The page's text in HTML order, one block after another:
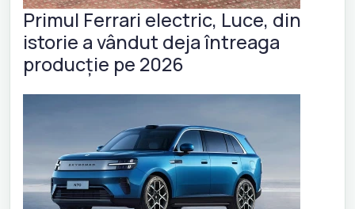
Primul Ferrari electric, Luce, din
istorie a vândut deja întreaga
producție pe 2026